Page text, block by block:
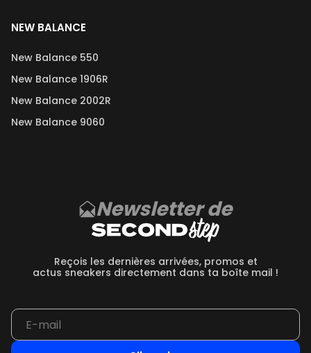
NEW BALANCE
New Balance 550
New Balance 1906R
New Balance 2002R
New Balance 9060
Newsletter de
Reçois les dernières arrivées, promos et
actus sneakers directement dans ta boîte mail !